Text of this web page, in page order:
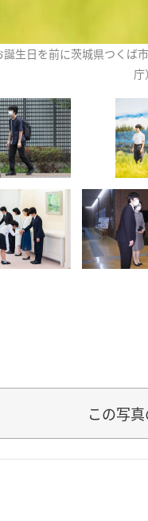
生日を前に茨城県つくば
庁）
この写